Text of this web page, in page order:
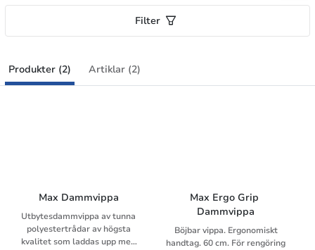
Filter
Produkter (2) Artiklar (2)
Max Dammvippa
Utbytesdammvippa av tunna
polyestertrådar av högsta
kvalitet som laddas upp med
Max Ergo Grip
Dammvippa
Böjbar vippa. Ergonomiskt
handtag. 60 cm. För rengöring